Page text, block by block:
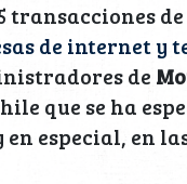
transacciones
de internet y
de
que se ha
especial, en